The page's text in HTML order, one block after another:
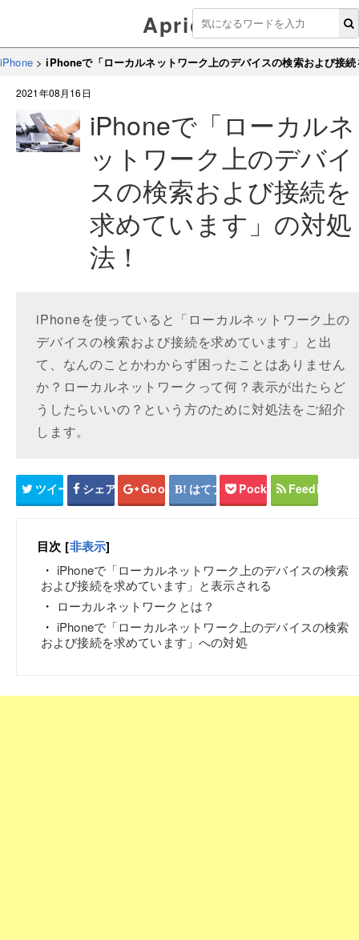
Aprico
iPhone>iPhoneで「ローカルネットワーク上のデバイスの検索および接
2021年08月16日
iPhoneで「ローカルネ
ットワーク上のデバイ
スの検索および接続を
求めています」の対処
法！
iPhoneを使っていると「ローカルネットワーク上の
デバイスの検索および接続を求めています」と出
て、なんのことかわからず困ったことはありません
か？ローカルネットワークって何？表示が出たらど
うしたらいいの？という方のために対処法をご紹介
します。
ツイート シェア Google+ はてブ Pocket Feedly
目次 [非表示]
iPhoneで「ローカルネットワーク上のデバイスの検索
および接続を求めています」と表示される
ローカルネットワークとは？
iPhoneで「ローカルネットワーク上のデバイスの検索
および接続を求めています」への対処